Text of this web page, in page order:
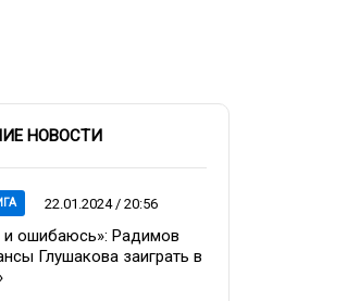
НОВОСТИ
22.01.2024 / 20:56
и ошибаюсь»: Радимов
Глушакова заиграть в